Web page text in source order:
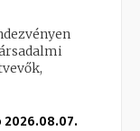
2026.08.07.